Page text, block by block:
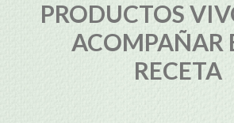
PRODUCTOS
ACOMPAÑAR
RECETA